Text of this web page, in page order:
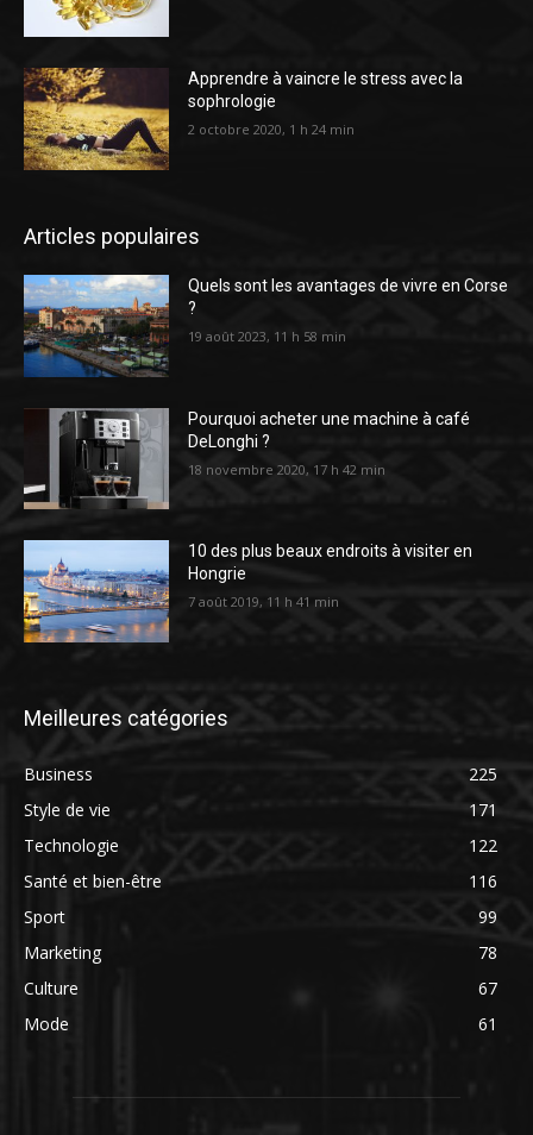
Apprendre à vaincre le stress avec la
sophrologie
2 octobre 2020, 1 h 24 min
Articles populaires
Quels sont les avantages de vivre en Corse
?
19 août 2023, 11 h 58 min
Pourquoi acheter une machine à café
DeLonghi ?
18 novembre 2020, 17 h 42 min
10 des plus beaux endroits à visiter en
Hongrie
7 août 2019, 11 h 41 min
Meilleures catégories
Business
225
Style de vie
171
Technologie
122
Santé et bien-être
116
Sport
99
Marketing
78
Culture
67
Mode
61